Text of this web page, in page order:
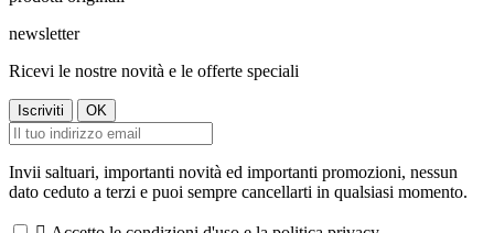
newsletter
Ricevi le nostre novità e le offerte speciali
Invii saltuari, importanti novità ed importanti promozioni, nessun
dato ceduto a terzi e puoi sempre cancellarti in qualsiasi momento.